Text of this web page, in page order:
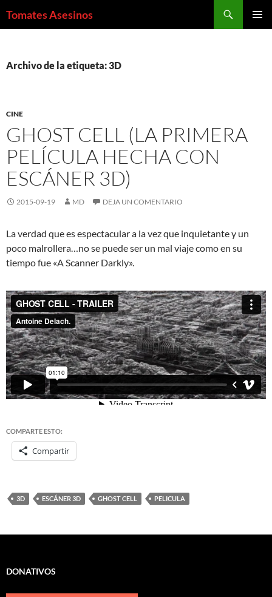
Tomates Asesinos
Archivo de la etiqueta: 3D
CINE
GHOST CELL (LA PRIMERA
PELÍCULA HECHA CON
ESCÁNER 3D)
2015-09-19 MD DEJA UN COMENTARIO
La verdad que es espectacular a la vez que inquietante y un
poco malrollera…no se puede ser un mal viaje como en su
tiempo fue «A Scanner Darkly».
COMPARTE ESTO:
Compartir
3D ESCÁNER 3D GHOST CELL PELICULA
DONATIVOS